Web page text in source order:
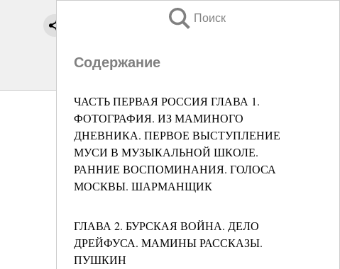
Поиск
Содержание
ЧАСТЬ ПЕРВАЯ РОССИЯ ГЛАВА 1.
ФОТОГРАФИЯ. ИЗ МАМИНОГО
ДНЕВНИКА. ПЕРВОЕ ВЫСТУПЛЕНИЕ
МУСИ В МУЗЫКАЛЬНОЙ ШКОЛЕ.
РАННИЕ ВОСПОМИНАНИЯ. ГОЛОСА
МОСКВЫ. ШАРМАНЩИК
ГЛАВА 2. БУРСКАЯ ВОЙНА. ДЕЛО
ДРЕЙФУСА. МАМИНЫ РАССКАЗЫ.
ПУШКИН